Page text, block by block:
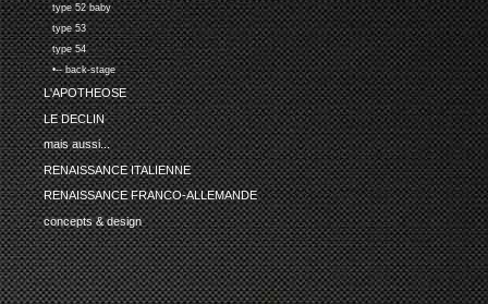
type 52 baby
type 53
type 54
•-- back-stage
L'APOTHEOSE
LE DECLIN
mais aussi...
RENAISSANCE ITALIENNE
RENAISSANCE FRANCO-ALLEMANDE
concepts & design